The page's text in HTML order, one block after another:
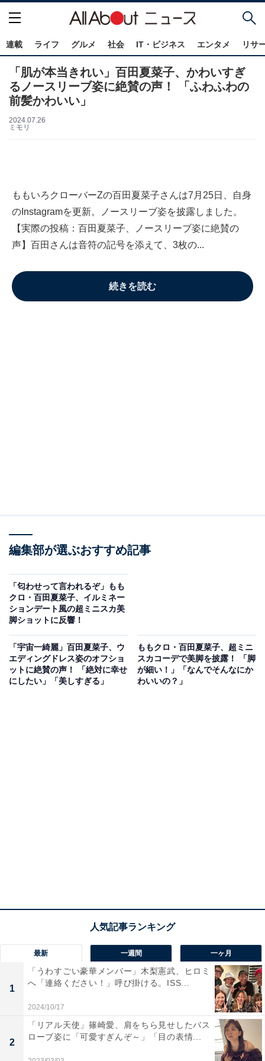
連載 ライフ グルメ 社会 IT・ビジネス エンタメ リサ
「肌が本当きれい」百田夏菜子、かわいすぎ
るノースリーブ姿に絶賛の声！ 「ふわふわの
前髪かわいい」
2024.07.26
ミモリ
ももいろクローバーZの百田夏菜子さんは7月25日、自身
のInstagramを更新。ノースリーブ姿を披露しました。
【実際の投稿：百田夏菜子、ノースリーブ姿に絶賛の
声】百田さんは音符の記号を添えて、3枚の...
続きを読む
編集部が選ぶおすすめ記事
「匂わせって言われるぞ」もも
クロ・百田夏菜子、イルミネー
ションデート風の超ミニスカ美
脚ショットに反響！
「宇宙一綺麗」百田夏菜子、ウ
エディングドレス姿のオフショ
ットに絶賛の声！ 「絶対に幸せ
にしたい」「美しすぎる」
ももクロ・百田夏菜子、超ミニ
スカコーデで美脚を披露！ 「脚
が細い！」「なんでそんなにか
わいいの？」
最新 一週間 一ヶ月
1
「うわすごい豪華メンバー」木梨憲武、ヒロミ
へ「連絡ください！」呼び掛ける。ISS...
2024/10/17
2
「リアル天使」篠崎愛、肩をちら見せしたバス
ローブ姿に「可愛すぎんぞ～」「目の表情...